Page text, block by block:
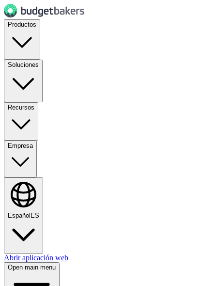
Productos
Soluciones
Recursos
Empresa
Español ES
Abrir aplicación web
Open main menu